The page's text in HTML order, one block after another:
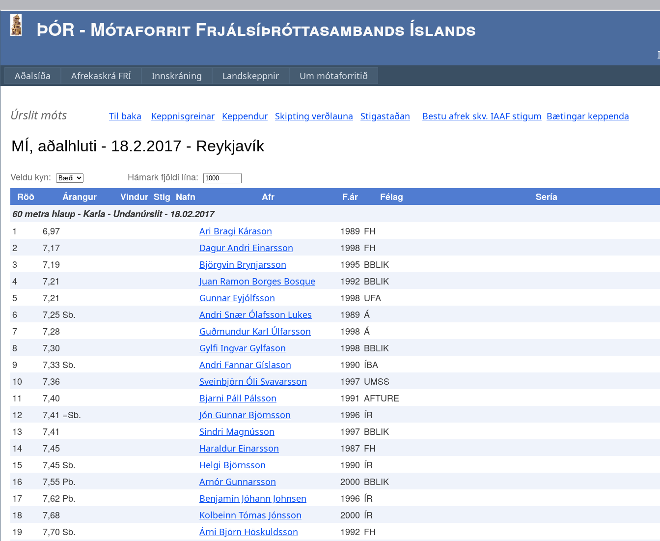
ÞÓR - Mótaforrit Frjálsíþróttasambands Íslands
Aðalsíða
Afrekaskrá FRÍ Innskráning Landskeppnir Um mótaforritið
Úrslit móts Til baka Keppnisgreinar Keppendur Skipting verðlauna Stigastaðan Bestu afrek skv. IAAF stigum Bætingar keppenda
Veldu kyn:
Hámark fjöldi lína:
Röð
Árangur Vindur Stig Nafn Afr F.ár Félag Sería
60 metra hlaup - Karla - Undanúrslit - 18.02.2017
1 6,97 Ari Bragi Kárason 1989 FH
2
7,17 Dagur Andri Einarsson 1998 FH
3
7,19 Björgvin Brynjarsson 1995 BBLIK
4
7,21 Juan Ramon Borges Bosque 1992 BBLIK
5
7,21 Gunnar Eyjólfsson 1998 UFA
6
7,25 Sb. Andri Snær Ólafsson Lukes 1989 Á
7
7,28 Guðmundur Karl Úlfarsson 1998 Á
8
7,30 Gylfi Ingvar Gylfason 1998 BBLIK
9
7,33 Sb. Andri Fannar Gíslason 1990 ÍBA
10
7,36 Sveinbjörn Óli Svavarsson 1997 UMSS
11
7,40 Bjarni Páll Pálsson 1991 AFTURE
12
7,41 =Sb. Jón Gunnar Björnsson 1996 ÍR
13
7,41 Sindri Magnússon 1997 BBLIK
14
7,45 Haraldur Einarsson 1987 FH
15
7,45 Sb. Helgi Björnsson 1990 ÍR
16
7,55 Pb. Arnór Gunnarsson 2000 BBLIK
17
7,62 Pb. Benjamín Jóhann Johnsen 1996 ÍR
18
7,68 Kolbeinn Tómas Jónsson 2000 ÍR
19
7,70 Sb. Árni Björn Höskuldsson 1992 FH